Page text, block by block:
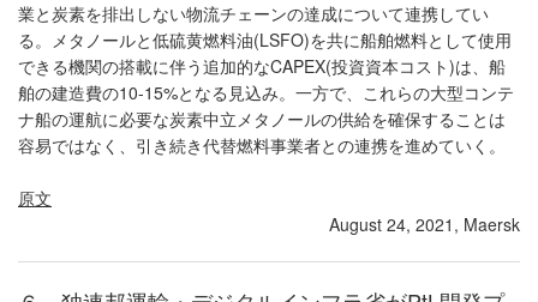
業と炭素を排出しない物流チェーンの達成について連携してい
る。メタノールと低硫黄燃料油(LSFO)を共に船舶燃料として使用
できる機関の搭載に伴う追加的なCAPEX(投資資本コスト)は、船
舶の建造費の10-15%となる見込み。一方で、これらの大型コンテ
ナ船の運航に必要な炭素中立メタノールの供給を確保することは
容易ではなく、引き続き代替燃料事業者との連携を進めていく。
原文
August 24, 2021, Maersk